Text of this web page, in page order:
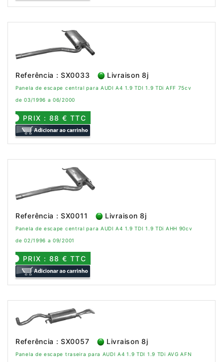
Referência : SX0033 Livraison 8j
Panela de escape central para AUDI A4 1.9 TDI 1.9 TDi AFF 75cv
de 03/1996 a 06/2000
PRIX : 88 € TTC
Referência : SX0011 Livraison 8j
Panela de escape central para AUDI A4 1.9 TDI 1.9 TDi AHH 90cv
de 02/1996 a 09/2001
PRIX : 88 € TTC
Referência : SX0057 Livraison 8j
Panela de escape traseira para AUDI A4 1.9 TDI 1.9 TDi AVG AFN